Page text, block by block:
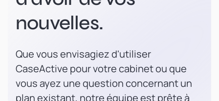
nouvelles.
Que vous envisagiez d'utiliser
CaseActive pour votre cabinet ou que
vous ayez une question concernant un
plan existant, notre équipe est prête à